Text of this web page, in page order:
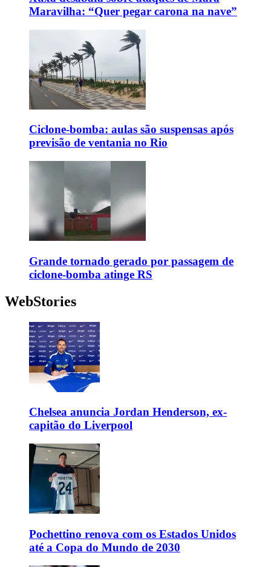
Maravilha: “Quer pegar carona na nave”
Ciclone-bomba: aulas são suspensas após
previsão de ventania no Rio
Grande tornado gerado por passagem de
ciclone-bomba atinge RS
WebStories
Chelsea anuncia Jordan Henderson, ex-
capitão do Liverpool
Pochettino renova com os Estados Unidos
até a Copa do Mundo de 2030